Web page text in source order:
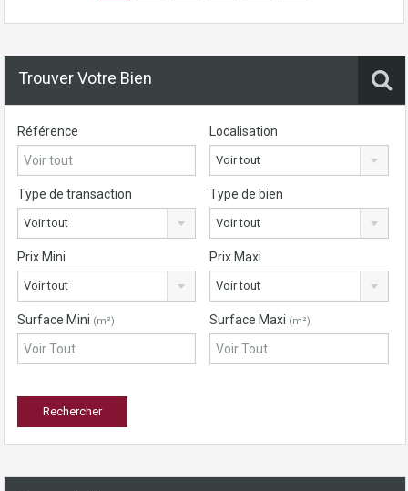
Trouver Votre Bien
Référence Localisation
Voir tout
Type de transaction
Voir tout
Type de bien
Voir tout
Prix Mini
Voir tout
Prix Maxi
Voir tout
Surface Mini (m²) Surface Maxi (m²)